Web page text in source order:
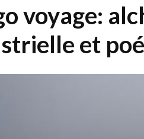
voyage:
et